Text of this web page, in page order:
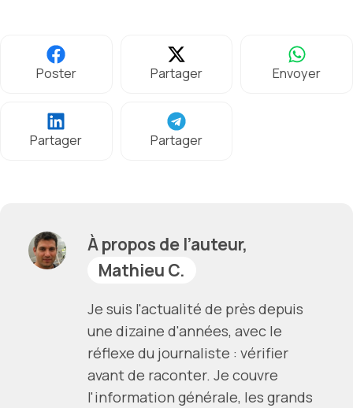
Poster Partager Envoyer
Partager Partager
À propos de l’auteur,
Mathieu C.
Je suis l'actualité de près depuis
une dizaine d'années, avec le
réflexe du journaliste : vérifier
avant de raconter. Je couvre
l'information générale, les grands